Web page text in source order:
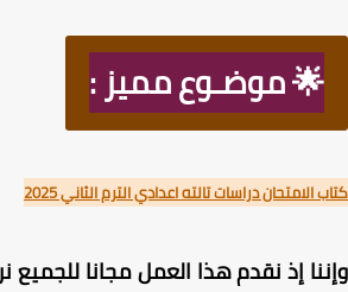
🌟 موضـوع مميز :
الامتحان دراسات تالته اعدادي الترم الثاني 2025
إذ نقدم هذا العمل مجانا للجميع